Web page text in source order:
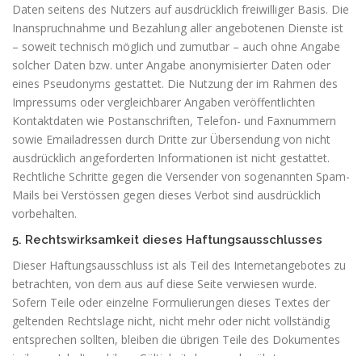
Daten seitens des Nutzers auf ausdrücklich freiwilliger Basis. Die
Inanspruchnahme und Bezahlung aller angebotenen Dienste ist
– soweit technisch möglich und zumutbar – auch ohne Angabe
solcher Daten bzw. unter Angabe anonymisierter Daten oder
eines Pseudonyms gestattet. Die Nutzung der im Rahmen des
Impressums oder vergleichbarer Angaben veröffentlichten
Kontaktdaten wie Postanschriften, Telefon- und Faxnummern
sowie Emailadressen durch Dritte zur Übersendung von nicht
ausdrücklich angeforderten Informationen ist nicht gestattet.
Rechtliche Schritte gegen die Versender von sogenannten Spam-
Mails bei Verstössen gegen dieses Verbot sind ausdrücklich
vorbehalten.
5. Rechtswirksamkeit dieses Haftungsausschlusses
Dieser Haftungsausschluss ist als Teil des Internetangebotes zu
betrachten, von dem aus auf diese Seite verwiesen wurde.
Sofern Teile oder einzelne Formulierungen dieses Textes der
geltenden Rechtslage nicht, nicht mehr oder nicht vollständig
entsprechen sollten, bleiben die übrigen Teile des Dokumentes